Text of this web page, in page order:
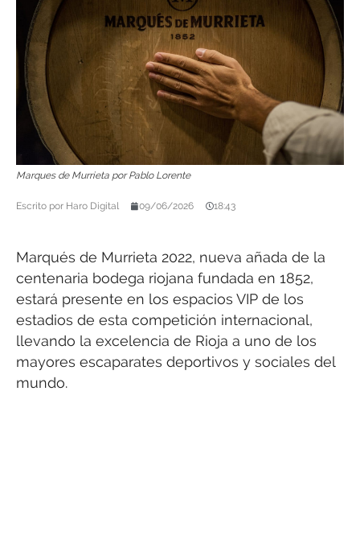
Marques de Murrieta por Pablo Lorente
Escrito por Haro Digital 09/06/2026 18:43
Marqués de Murrieta 2022, nueva añada de la
centenaria bodega riojana fundada en 1852,
estará presente en los espacios VIP de los
estadios de esta competición internacional,
llevando la excelencia de Rioja a uno de los
mayores escaparates deportivos y sociales del
mundo.